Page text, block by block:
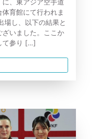
に、東アジア空手道
育館にて行われま
場し、以下の結果と
いました。ここか
て参り […]